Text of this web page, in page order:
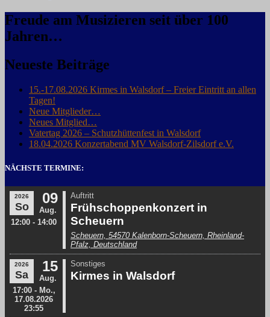
Freude am Musizieren seit über 100
Jahren…
Neueste Beiträge
15.-17.08.2026 Kirmes in Walsdorf – Freier Eintritt an allen
Tagen!
Neue Mitglieder…
Neues Mitglied…
Vatertag 2026 – Schutzhüttenfest in Walsdorf
18.04.2026 Konzertabend MV Walsdorf-Zilsdorf e.V.
NÄCHSTE TERMINE: